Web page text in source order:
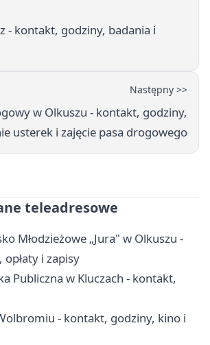
- kontakt, godziny, badania i
Następny >>
w Olkuszu - kontakt, godziny,
usterek i zajęcie pasa drogowego
teleadresowe
Młodzieżowe „Jura" w Olkuszu -
i zapisy
Publiczna w Kluczach - kontakt,
- kontakt, godziny, kino i